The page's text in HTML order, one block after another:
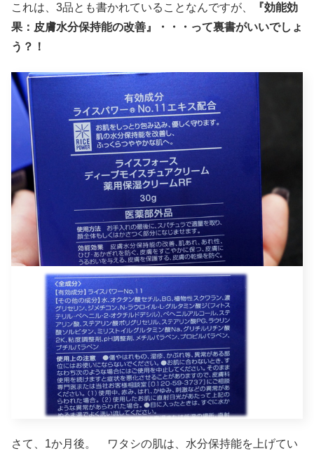
これは、3品とも書かれていることなんですが、
『効能効
果：皮膚水分保持能の改善』・・・って裏書がいいでしょ
う？！
さて、1か月後。 ワタシの肌は、水分保持能を上げてい